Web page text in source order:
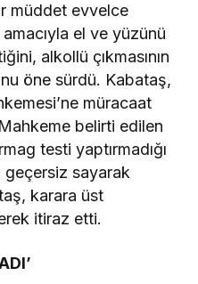
müddet evvelce
el ve yüzünü
alkollü çıkmasının
öne sürdü. Kabataş,
müracaat
belirti edilen
testi yaptırmadığı
geçersiz sayarak
karara üst
itiraz etti.